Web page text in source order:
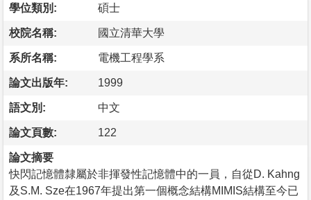
學位類別: 碩士
校院名稱: 國立清華大學
系所名稱: 電機工程學系
論文出版年: 1999
語文別: 中文
論文頁數: 122
論文摘要
快閃記憶體隸屬於非揮發性記憶體中的一員，自從D. Kahng
及S.M. Sze在1967年提出第一個概念結構MIMIS結構至今已